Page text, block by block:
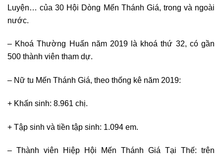
Luyện… của 30 Hội Dòng Mến Thánh Giá, trong và ngoài
nước.
– Khoá Thường Huấn năm 2019 là khoá thứ 32, có gần
500 thành viên tham dự.
– Nữ tu Mến Thánh Giá, theo thống kê năm 2019:
+ Khấn sinh: 8.961 chị.
+ Tập sinh và tiền tập sinh: 1.094 em.
– Thành viên Hiệp Hội Mến Thánh Giá Tại Thế: trên